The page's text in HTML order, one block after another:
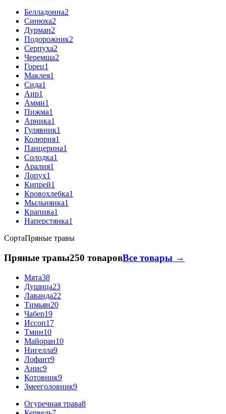
Белладонна2
Синюха2
Дурман2
Подорожник2
Серпуха2
Черемша2
Горец1
Маклея1
Сида1
Аир1
Амми1
Пижма1
Арника1
Гулявник1
Колюрия1
Панцерина1
Солодка1
Аралия1
Лопух1
Кипрей1
Кровохлебка1
Мыльнянка1
Крапива1
Наперстянка1
СортаПряные травы
Пряные травы250 товаровВсе товары →
Мята38
Душица23
Лаванда22
Тимьян20
Чабер19
Иссоп17
Тмин10
Майоран10
Нигелла9
Лофант9
Анис9
Котовник9
Змееголовник9
Огуречная трава8